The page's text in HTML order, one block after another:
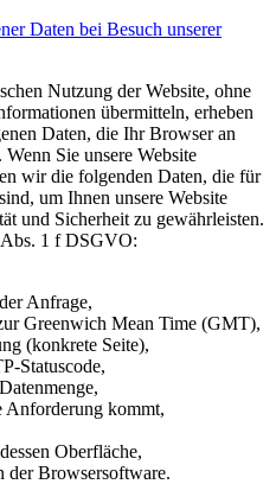
Daten bei Besuch unserer
Nutzung der Website, ohne
übermitteln, erheben
Daten, die Ihr Browser an
Sie unsere Website
wir die folgenden Daten, die für
um Ihnen unsere Website
und Sicherheit zu gewährleisten.
1 f DSGVO:
Anfrage,
Greenwich Mean Time (GMT),
(konkrete Seite),
Statuscode,
Anforderung kommt,
Oberfläche,
der Browsersoftware.